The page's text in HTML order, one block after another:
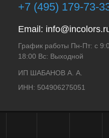
+7 (495) 179-73-
Email:
График работы Пн-Пт: с
18:00 Вс: Выходной
ИП ШАБАНОВ А. А.
ИНН: 504906275051